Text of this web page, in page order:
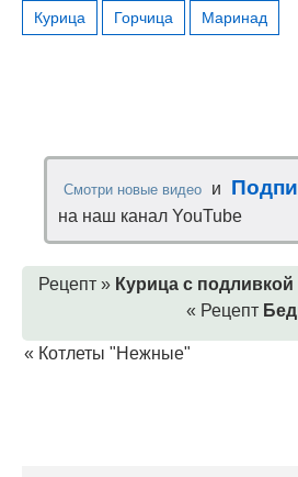
Курица Горчица Маринад
Смотри новые видео и
на наш канал YouTube
Рецепт » Курица с подливкой
« Рецепт
« Котлеты "Нежные"